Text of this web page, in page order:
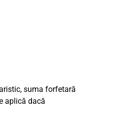
suma forfetară
aplică dacă